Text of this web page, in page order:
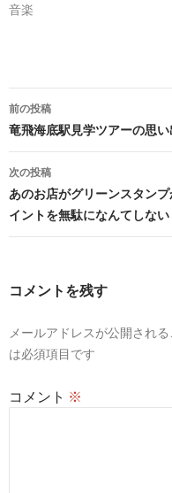
音楽
投
稿
ナ
ビ
ゲ
シ
ン
前の投稿
竜飛海底駅見学ツアーの思
次の投稿
あのお店がグリーンスタン
イントを無駄になんてしない
コメントを残す
メールアドレスが公開される
は必須項目です
コメント ※